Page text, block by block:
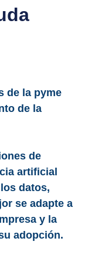
de la pyme
de la
de
artificial
datos,
se adapte a
y la
adopción.